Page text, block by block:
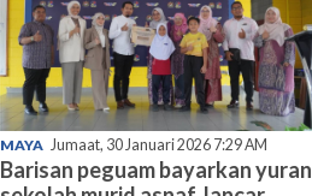
MAYA Jumaat, 30 Januari 2026 7:29 AM
Barisan peguam bayarkan yuran